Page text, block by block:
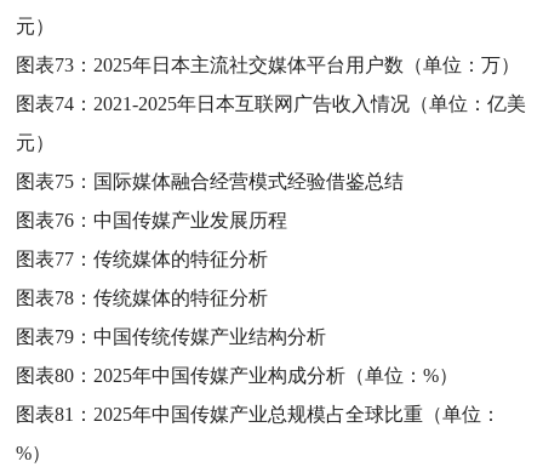
元）
图表73： 2025年日本主流社交媒体平台用户数（单位：万）
图表74： 2021-2025年日本互联网广告收入情况（单位：亿美
元）
图表75： 国际媒体融合经营模式经验借鉴总结
图表76：中国传媒产业发展历程
图表77：传统媒体的特征分析
图表78：传统媒体的特征分析
图表79：中国传统传媒产业结构分析
图表80： 2025年中国传媒产业构成分析（单位：%）
图表81： 2025年中国传媒产业总规模占全球比重（单位：
%）